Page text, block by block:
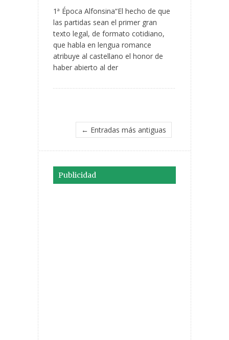
1ª Época Alfonsina“El hecho de que
las partidas sean el primer gran
texto legal, de formato cotidiano,
que habla en lengua romance
atribuye al castellano el honor de
haber abierto al der
← Entradas más antiguas
Publicidad